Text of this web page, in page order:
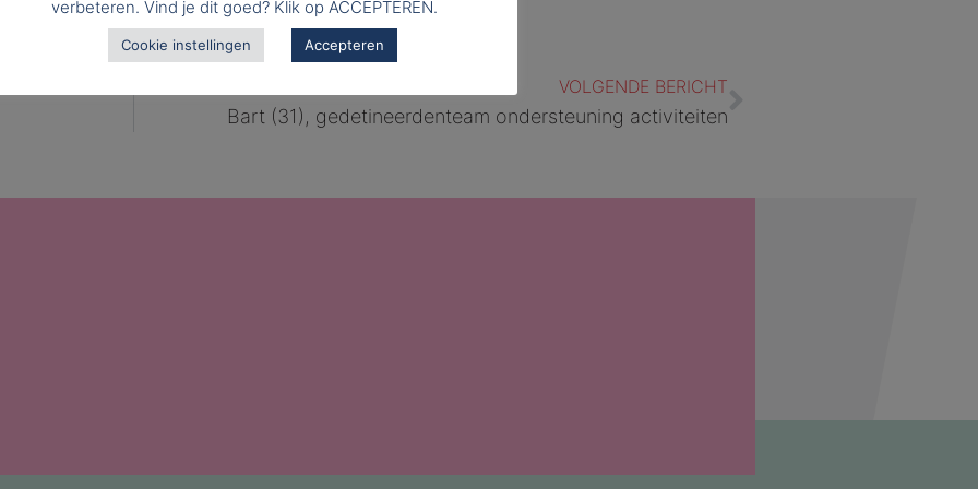
VOLGENDE BERICHT
Bart (31), gedetineerdenteam ondersteuning activiteiten
verbeteren. Vind je dit goed? Klik op ACCEPTEREN.
Cookie instellingen Accepteren